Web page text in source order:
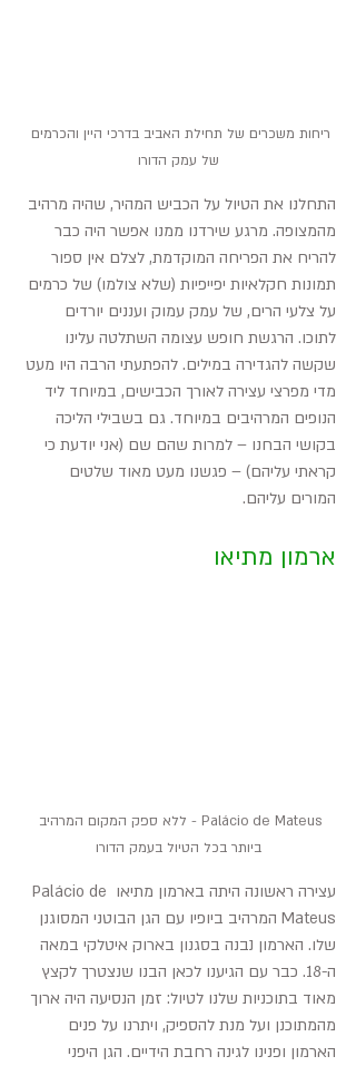
ריחות משכרים של תחילת האביב בדרכי היין והכרמים
של עמק הדורו
התחלנו את הטיול על הכביש המהיר, שהיה מרהיב
מהמצופה. מרגע שירדנו ממנו אפשר היה כבר
להריח את הפריחה המוקדמת, לצלם אין ספור
תמונות חקלאיות יפייפיות (שלא צולמו) של כרמים
על צלעי הרים, של עמק עמוק ועננים יורדים
לתוכו. הרגשת חופש עצומה השתלטה עלינו
שקשה להגדירה במילים. להפתעתי הרבה היו מעט
מדי מפרצי עצירה לאורך הכבישים, במיוחד ליד
הנופים המרהיבים במיוחד. גם בשבילי הליכה
בקושי הבחנו – למרות שהם שם (אני יודעת כי
קראתי עליהם) – פגשנו מעט מאוד שלטים
המורים עליהם.
ארמון מתיאו
Palácio de Mateus - ללא ספק המקום המרהיב
ביותר בכל הטיול בעמק הדורו
עצירה ראשונה היתה בארמון מתיאו Palácio de
Mateus המרהיב ביופיו עם הגן הבוטני המסוגנן
שלו. הארמון נבנה בסגנון בארוק איטלקי במאה
ה-18. כבר עם הגיענו לכאן הבנו שנצטרך לקצץ
מאוד בתוכניות שלנו לטיול: זמן הנסיעה היה ארוך
מהמתוכנן ועל מנת להספיק, ויתרנו על פנים
הארמון ופנינו לגינה רחבת הידיים. הגן היפני